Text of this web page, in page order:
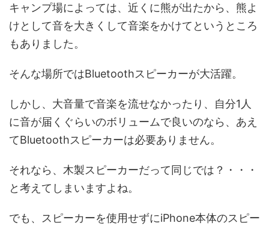
キャンプ場によっては、近くに熊が出たから、熊よ
けとして音を大きくして音楽をかけてというところ
もありました。
そんな場所ではBluetoothスピーカーが大活躍。
しかし、大音量で音楽を流せなかったり、自分1人
に音が届くぐらいのボリュームで良いのなら、あえ
てBluetoothスピーカーは必要ありません。
それなら、木製スピーカーだって同じでは？・・・
と考えてしまいますよね。
でも、スピーカーを使用せずにiPhone本体のスピー